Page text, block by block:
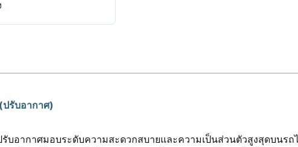
รับอากาศ)
บอากาศมอบระดับความสะดวกสบายและความเป็นส่วนตัวสูงสุดบนรถ